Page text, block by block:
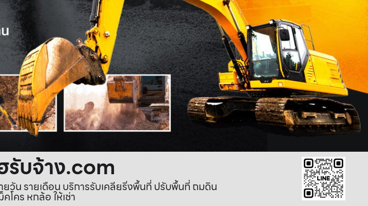
รับจ้าง.com
ยวัน รายเดือน บริการรับเคลียริ่งพื้นที่ ปรับพื้นที่ ถมดิน
โคร หกล้อ ให้เช่า